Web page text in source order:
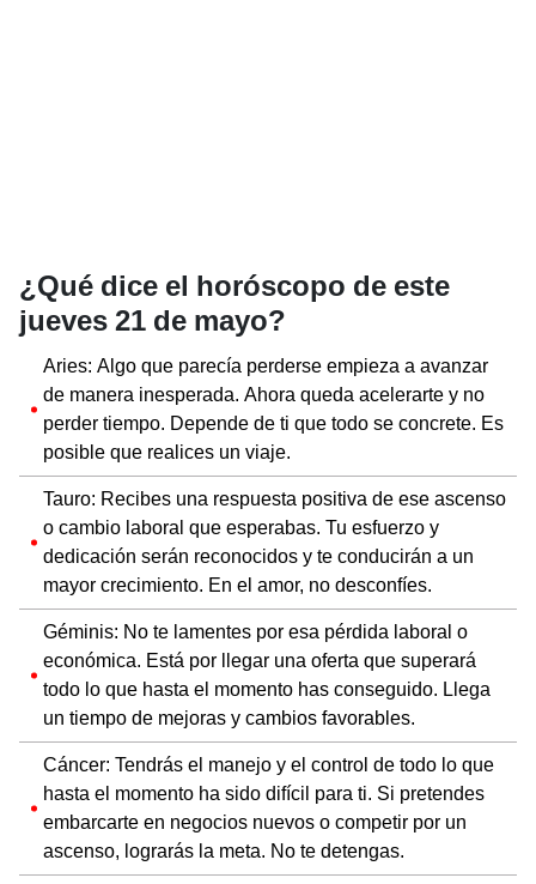
¿Qué dice el horóscopo de este
jueves 21 de mayo?
Aries: Algo que parecía perderse empieza a avanzar
de manera inesperada. Ahora queda acelerarte y no
perder tiempo. Depende de ti que todo se concrete. Es
posible que realices un viaje.
Tauro: Recibes una respuesta positiva de ese ascenso
o cambio laboral que esperabas. Tu esfuerzo y
dedicación serán reconocidos y te conducirán a un
mayor crecimiento. En el amor, no desconfíes.
Géminis: No te lamentes por esa pérdida laboral o
económica. Está por llegar una oferta que superará
todo lo que hasta el momento has conseguido. Llega
un tiempo de mejoras y cambios favorables.
Cáncer: Tendrás el manejo y el control de todo lo que
hasta el momento ha sido difícil para ti. Si pretendes
embarcarte en negocios nuevos o competir por un
ascenso, lograrás la meta. No te detengas.